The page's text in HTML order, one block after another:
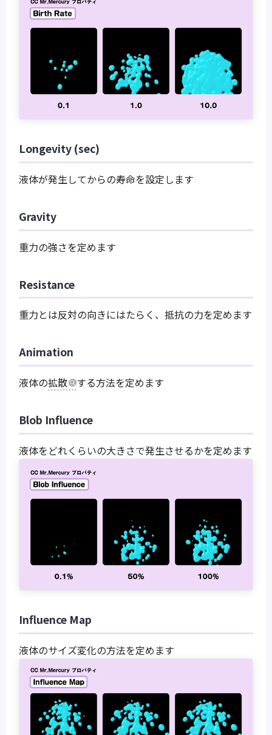
Longevity (sec)
液体が発生してからの寿命を設定します
Gravity
重力の強さを定めます
Resistance
重力とは反対の向きにはたらく、抵抗の力を定めます
Animation
液体の拡散 する方法を定めます
Blob Influence
液体をどれくらいの大きさで発生させるかを定めます
Influence Map
液体のサイズ変化の方法を定めます